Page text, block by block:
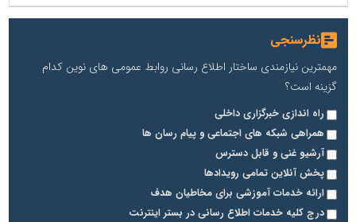
نظرسنجی
مهمترین نیازمندی ساختار اطلاع رسانی روابط عمومی های نوین کدام
گزینه است؟
راه اندازی خبرگزاری داخلی
همراهی شبکه های اجتماعی و پیام رسان ها
آرشیو غنی و قابل دسترس
پخش آنلاین تمامی رویدادها
ارائه خدمات آموزشی برای مخاطیان هدف
درج کلیه خدمات اطلاع رسانی در بستر اینترنت